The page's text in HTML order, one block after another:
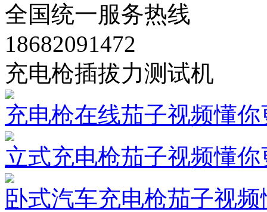
全国统一服务热线
18682091472
充电枪插拔力测试机
充电枪在线茄子视频懂你
立式充电枪茄子视频懂你
卧式汽车充电枪茄子视